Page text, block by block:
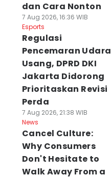
dan Cara Nonton
7 Aug 2026, 16:36 WIB
Esports
Regulasi
Pencemaran Udara
Usang, DPRD DKI
Jakarta Didorong
Prioritaskan Revisi
Perda
7 Aug 2026, 21:38 WIB
News
Cancel Culture:
Why Consumers
Don't Hesitate to
Walk Away From a